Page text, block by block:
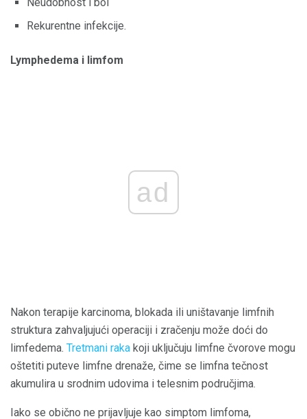
Rekurentne infekcije.
Lymphedema i limfom
ad
Nakon terapije karcinoma, blokada ili uništavanje limfnih
struktura zahvaljujući operaciji i zračenju može doći do
limfedema. Tretmani raka koji uključuju limfne čvorove mogu
oštetiti puteve limfne drenaže, čime se limfna tečnost
akumulira u srodnim udovima i telesnim područjima.
Iako se obično ne prijavljuje kao simptom limfoma,